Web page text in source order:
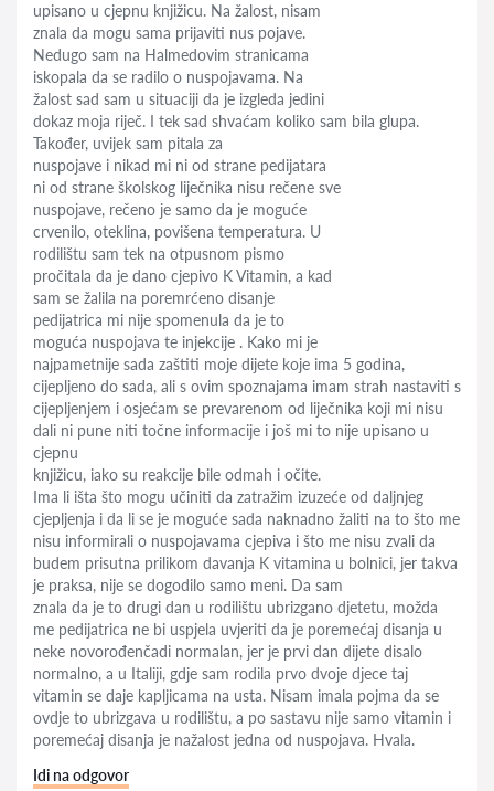
upisano u cjepnu knjižicu. Na žalost, nisam
znala da mogu sama prijaviti nus pojave.
Nedugo sam na Halmedovim stranicama
iskopala da se radilo o nuspojavama. Na
žalost sad sam u situaciji da je izgleda jedini
dokaz moja riječ. I tek sad shvaćam koliko sam bila glupa.
Također, uvijek sam pitala za
nuspojave i nikad mi ni od strane pedijatara
ni od strane školskog liječnika nisu rečene sve
nuspojave, rečeno je samo da je moguće
crvenilo, oteklina, povišena temperatura. U
rodilištu sam tek na otpusnom pismo
pročitala da je dano cjepivo K Vitamin, a kad
sam se žalila na poremrćeno disanje
pedijatrica mi nije spomenula da je to
moguća nuspojava te injekcije . Kako mi je
najpametnije sada zaštiti moje dijete koje ima 5 godina,
cijepljeno do sada, ali s ovim spoznajama imam strah nastaviti s
cijepljenjem i osjećam se prevarenom od liječnika koji mi nisu
dali ni pune niti točne informacije i još mi to nije upisano u
cjepnu
knjižicu, iako su reakcije bile odmah i očite.
Ima li išta što mogu učiniti da zatražim izuzeće od daljnjeg
cjepljenja i da li se je moguće sada naknadno žaliti na to što me
nisu informirali o nuspojavama cjepiva i što me nisu zvali da
budem prisutna prilikom davanja K vitamina u bolnici, jer takva
je praksa, nije se dogodilo samo meni. Da sam
znala da je to drugi dan u rodilištu ubrizgano djetetu, možda
me pedijatrica ne bi uspjela uvjeriti da je poremećaj disanja u
neke novorođenčadi normalan, jer je prvi dan dijete disalo
normalno, a u Italiji, gdje sam rodila prvo dvoje djece taj
vitamin se daje kapljicama na usta. Nisam imala pojma da se
ovdje to ubrizgava u rodilištu, a po sastavu nije samo vitamin i
poremećaj disanja je nažalost jedna od nuspojava. Hvala.
Idi na odgovor